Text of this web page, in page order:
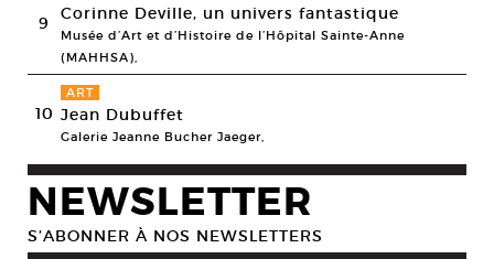
9 Corinne Deville, un univers fantastique
Musée d’Art et d’Histoire de l’Hôpital Sainte-Anne
(MAHHSA),
10
ART
Jean Dubuffet
Galerie Jeanne Bucher Jaeger,
NEWSLETTER
S’ABONNER À NOS NEWSLETTERS